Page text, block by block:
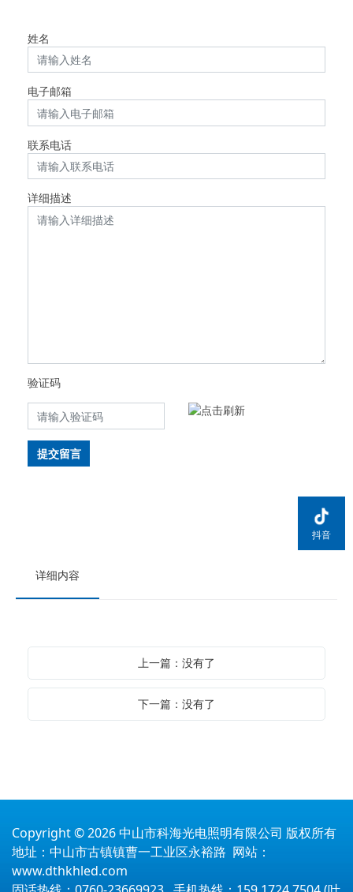
姓名
电子邮箱
联系电话
详细描述
验证码
提交留言
详细内容
上一篇：没有了
下一篇：没有了
Copyright © 2026 中山市科海光电照明有限公司 版权所有
地址：中山市古镇镇曹一工业区永裕路 网站：
www.dthkhled.com
抖音